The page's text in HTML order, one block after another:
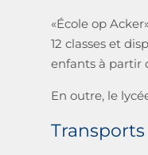
«École op
12 classes et
enfants à partir
En outre, le
Transports